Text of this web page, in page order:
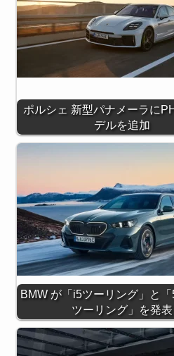
ポルシェ 新型パナメーラに
デルを追加
BMW が「i5ツーリング」と
ツーリング」を発表